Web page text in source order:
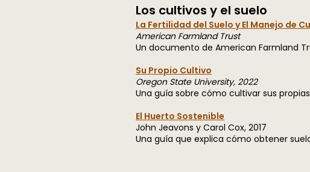
Los cultivos y el suelo
La Fertilidad del Suelo y El Manejo de
American Farmland Trust
Un documento de American Farmland
Su Propio Cultivo
Oregon State University, 2022
Una guía sobre cómo cultivar sus
El Huerto Sostenible
John Jeavons y Carol Cox, 2017
Una guía que explica cómo obtener